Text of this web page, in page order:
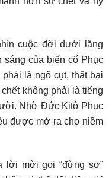
cuộc đời dưới lăng
của biến cố Phục
là ngõ cụt, thất bại
không phải là tiếng
Nhờ Đức Kitô Phục
được mở ra cho niềm
lời mời gọi “đừng sợ”